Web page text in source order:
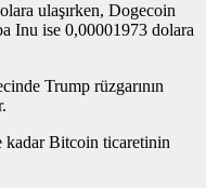
ulaşırken, Dogecoin
Inu ise 0,00001973 dolara
Trump rüzgarının
kadar Bitcoin ticaretinin